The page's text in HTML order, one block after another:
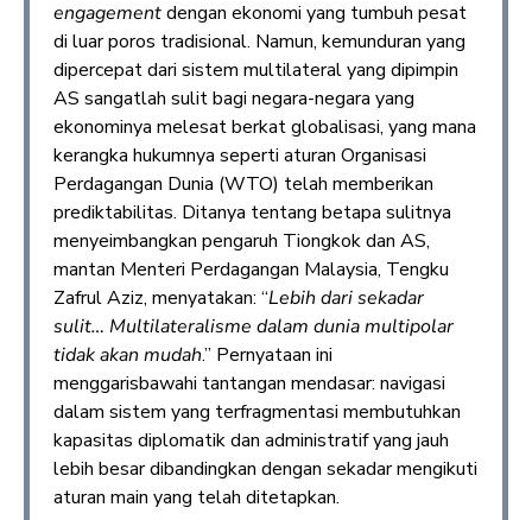
engagementdengan ekonomi yang tumbuh pesat
di luar poros tradisional. Namun, kemunduran yang
dipercepat dari sistem multilateral yang dipimpin
AS sangatlah sulit bagi negara-negara yang
ekonominya melesat berkat globalisasi, yang mana
kerangka hukumnya seperti aturan Organisasi
Perdagangan Dunia (WTO) telah memberikan
prediktabilitas. Ditanya tentang betapa sulitnya
menyeimbangkan pengaruh Tiongkok dan AS,
mantan Menteri Perdagangan Malaysia, Tengku
Zafrul Aziz, menyatakan: “Lebih dari sekadar
sulit… Multilateralisme dalam dunia multipolar
tidak akan mudah.” Pernyataan ini
menggarisbawahi tantangan mendasar: navigasi
dalam sistem yang terfragmentasi membutuhkan
kapasitas diplomatik dan administratif yang jauh
lebih besar dibandingkan dengan sekadar mengikuti
aturan main yang telah ditetapkan.